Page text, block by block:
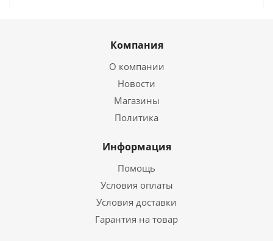
Компания
О компании
Новости
Магазины
Политика
Информация
Помощь
Условия оплаты
Условия доставки
Гарантия на товар